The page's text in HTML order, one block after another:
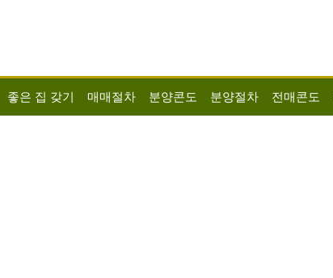
좋은 집 갖기 매매절차 분양콘도 분양절차 전매콘도